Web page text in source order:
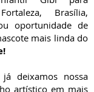
Brasília,
oportunidade de
mais linda do
deixamos nossa
artístico em mais